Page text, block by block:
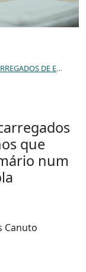
ENSINO PRIMÁRIO NUM COLÉGIO EM ANGOLA
que
num
Canuto